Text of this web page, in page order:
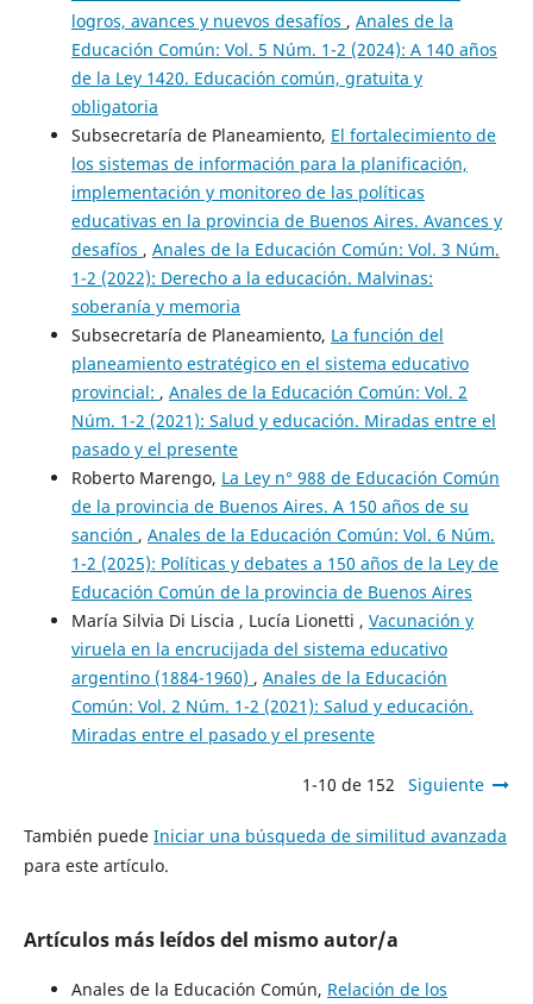
logros, avances y nuevos desafíos , Anales de la
Educación Común: Vol. 5 Núm. 1-2 (2024): A 140 años
de la Ley 1420. Educación común, gratuita y
obligatoria
Subsecretaría de Planeamiento, El fortalecimiento de
los sistemas de información para la planificación,
implementación y monitoreo de las políticas
educativas en la provincia de Buenos Aires. Avances y
desafíos , Anales de la Educación Común: Vol. 3 Núm.
1-2 (2022): Derecho a la educación. Malvinas:
soberanía y memoria
Subsecretaría de Planeamiento, La función del
planeamiento estratégico en el sistema educativo
provincial: , Anales de la Educación Común: Vol. 2
Núm. 1-2 (2021): Salud y educación. Miradas entre el
pasado y el presente
Roberto Marengo, La Ley n° 988 de Educación Común
de la provincia de Buenos Aires. A 150 años de su
sanción , Anales de la Educación Común: Vol. 6 Núm.
1-2 (2025): Políticas y debates a 150 años de la Ley de
Educación Común de la provincia de Buenos Aires
María Silvia Di Liscia , Lucía Lionetti , Vacunación y
viruela en la encrucijada del sistema educativo
argentino (1884-1960) , Anales de la Educación
Común: Vol. 2 Núm. 1-2 (2021): Salud y educación.
Miradas entre el pasado y el presente
1-10 de 152 Siguiente
También puede Iniciar una búsqueda de similitud avanzada
para este artículo.
Artículos más leídos del mismo autor/a
Anales de la Educación Común, Relación de los